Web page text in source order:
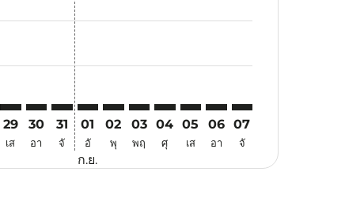
29
เส
30
อา
31
จั
01
อั
ก.ย.
02
พุ
03
พฤ
04
ศุ
05
เส
06
อา
07
จั